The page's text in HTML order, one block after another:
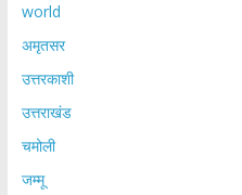
world
अमृतसर
उत्तरकाशी
उत्तराखंड
चमोली
जम्मू